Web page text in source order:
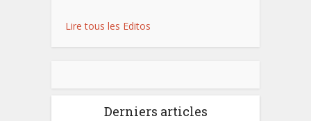
Lire tous les Editos
Derniers articles